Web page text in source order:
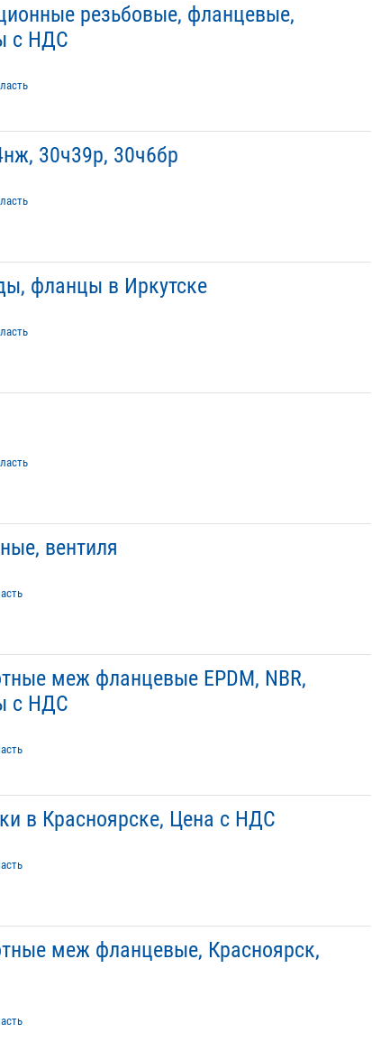
резьбовые, фланцевые,
с НДС
30ч39р, 30ч6бр
фланцы в Иркутске
вентиля
меж фланцевые EPDM, NBR,
с НДС
в Красноярске, Цена с НДС
меж фланцевые, Красноярск,